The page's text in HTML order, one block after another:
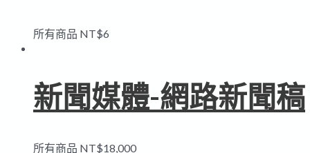
所有商品 NT$6
新聞媒體-網路新聞稿
所有商品 NT$18,000